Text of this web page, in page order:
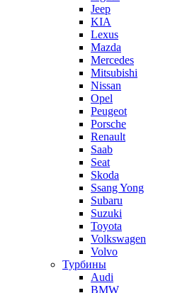
Jeep
KIA
Lexus
Mazda
Mercedes
Mitsubishi
Nissan
Opel
Peugeot
Porsche
Renault
Saab
Seat
Skoda
Ssang Yong
Subaru
Suzuki
Toyota
Volkswagen
Volvo
Турбины
Audi
BMW